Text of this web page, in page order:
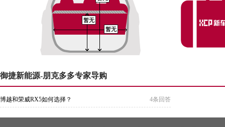
暂无
暂无
御捷新能源-朋克多多专家导购
4条回答
博越和荣威RX5如何选择？